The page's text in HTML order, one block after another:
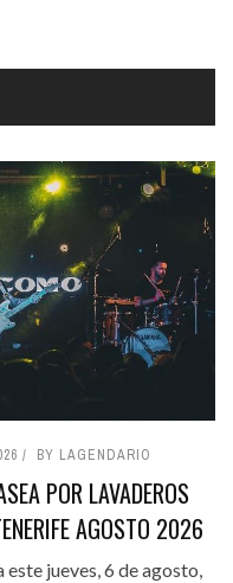
BY LAGENDARIO
POR LAVADEROS
AGOSTO 2026
jueves, 6 de agosto,